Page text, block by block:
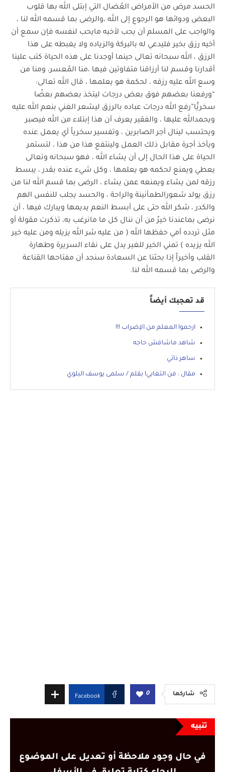
الحسد مرض من الأمراض العُضال التي إبتلى الله بها قلوب
البعض ودوائها هو الرجوع إلى الله ،والرضى بما قسمه الله لنا ،
والواجب على المسلم أن يحب لأخيه مايحب لنفسه فإن سمع أن
أخيه رزق بخير فليدعي له بالبركة والزياده ولا يغبطه على هذا
الرزق ، الله سبحانه تعالى حينما أوجدنا على هذه الحياة كتب علينا
أقدارنا وقسم لنا أرزاقنا متفاوتين فيها ،منا المُعسر، ومنا من
وسع الله عليه رزقه ، لحكمة هو يعلمها ، قال الله تعالى:
“ورفعنا بعضهم فوق بعض درجات ليتخذ بعضهم بعضًا
سخريًّا”رفع الله درجات عباده بالرزق ليشعر الغني بنعم الله عليه
ويحمدالله عليها ، والفقير يعرف أن هذا إبتلاء من الله فيصبر
ويحتسب لينال أجر الصابرين ، وتفسير سخرياً أي يعمل عنده
ويأخذ أجرة مقابل ذلك العمل ولينتفع هذا من هذا ، لتستمر
الحياة على هذا الحال إلى أن يشاء الله ، فهو سبحانه وتعالى
يعطي ويمنع لحكمه هو يعلمها ، وكل شيء عنده بقدر ، يبسط
رزقه لمن يشاء ويمنعه عمن يشاء ، الرضى بما قسم الله لنا من
رزق يولد شعورالطمأنينة والراحة ، والحسد يجلب للنفس الهم
والكدر ، شكر الله حتى على أبسط النعم يديمها ويبارك فيها ، أن
نرضى بماعندنا خيرٌ من أن ننال كل ما مانرغب به، تذكرت مقولة أو
مثل تردده أمي حفظها الله ( من عليه شر الله يزيله ومن عليه خير
الله يزيده ) تمني الخير للغير يدل على نقاء السريرة وطهارة
القلب وأخيراً إذا بحثنا عن السعادة سنجد أن مفتاحها القناعة
والرضى بما قسمه الله لنا.
قد تعجبك أيضاً
ارحموا المعلم من الإضراب !!!
شاهد ماشافش حاجه
ساهر ذاتي
مقال : فن التغابي! بقلم / سلمى يوسف البلوي
شاركها 0
Facebook
تنبيه
في حال وجود ملاحظة أو تعديل على الموضوع